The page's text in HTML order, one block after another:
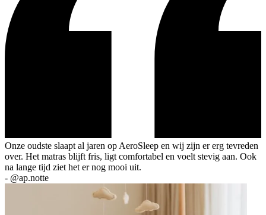
Onze oudste slaapt al jaren op AeroSleep en wij zijn er erg tevreden
over. Het matras blijft fris, ligt comfortabel en voelt stevig aan. Ook
na lange tijd ziet het er nog mooi uit.
- @ap.notte